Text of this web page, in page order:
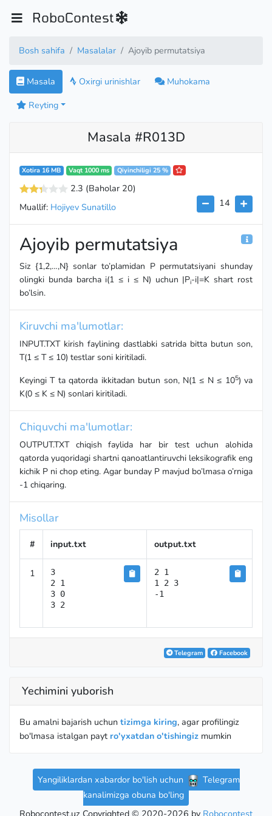
RoboContest
Bosh sahifa Masalalar Ajoyib permutatsiya
Masala Oxirgi urinishlar
Muhokama
Reyting
Masala #R013D
Xotira 16 MB Vaqt 1000 ms Qiyinchiligi 25 %
2.3 (Baholar 20)
14
Muallif: Hojiyev Sunatillo
Ajoyib permutatsiya
Siz {1,2,…,N} sonlar to’plamidan P permutatsiyani shunday
olingki bunda barcha i(1 ≤ i ≤ N) uchun |Pi-i|=K shart rost
bo’lsin.
Kiruvchi ma'lumotlar:
INPUT.TXT kirish faylining dastlabki satrida bitta butun son,
T(1 ≤ T ≤ 10) testlar soni kiritiladi.
Keyingi T ta qatorda ikkitadan butun son, N(1 ≤ N ≤ 105) va
K(0 ≤ K ≤ N) sonlari kiritiladi.
Chiquvchi ma'lumotlar:
OUTPUT.TXT chiqish faylida har bir test uchun alohida
qatorda yuqoridagi shartni qanoatlantiruvchi leksikografik eng
kichik P ni chop eting. Agar bunday P mavjud bo’lmasa o’rniga
-1 chiqaring.
Misollar
# input.txt output.txt
1
3
2 1
3 0
3 2
2 1
1 2 3
-1
Telegram Facebook
Yechimini yuborish
Bu amalni bajarish uchun tizimga kiring, agar profilingiz
bo'lmasa istalgan payt ro'yxatdan o'tishingiz mumkin
Yangiliklardan xabardor bo'lish uchun
Telegram
kanalimizga obuna bo'ling
Robocontest.uz Copyrighted © 2020-2026 by Robocontest